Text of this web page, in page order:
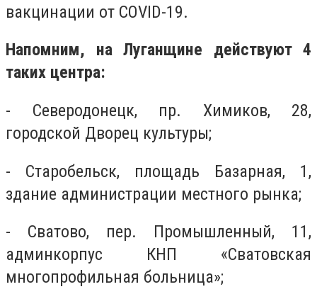
вакцинации от COVID-19.
Напомним, на Луганщине действуют 4
таких центра:
- Северодонецк, пр. Химиков, 28,
городской Дворец культуры;
- Старобельск, площадь Базарная, 1,
здание администрации местного рынка;
- Сватово, пер. Промышленный, 11,
админкорпус КНП «Сватовская
многопрофильная больница»;